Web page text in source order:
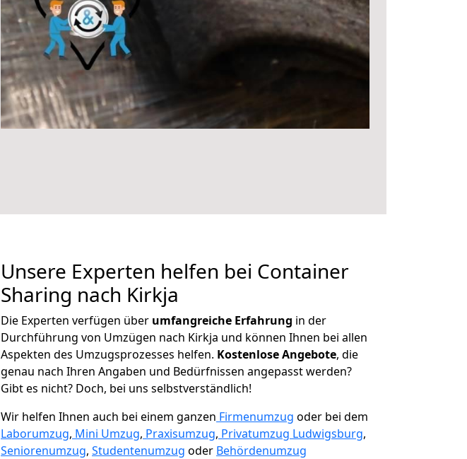
Unsere Experten helfen bei Container
Sharing nach Kirkja
Die Experten verfügen über umfangreiche Erfahrung in der
Durchführung von Umzügen nach Kirkja und können Ihnen bei allen
Aspekten des Umzugsprozesses helfen. Kostenlose Angebote, die
genau nach Ihren Angaben und Bedürfnissen angepasst werden?
Gibt es nicht? Doch, bei uns selbstverständlich!
Wir helfen Ihnen auch bei einem ganzen Firmenumzug oder bei dem
Laborumzug, Mini Umzug, Praxisumzug, Privatumzug Ludwigsburg,
Seniorenumzug, Studentenumzug oder Behördenumzug